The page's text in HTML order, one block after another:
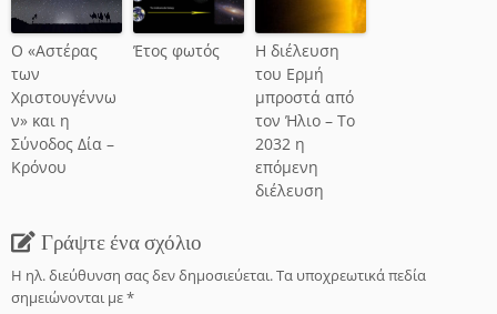
Ο «Αστέρας
των
Χριστουγέννω
ν» και η
Σύνοδος Δία –
Κρόνου
Έτος φωτός
Η διέλευση
του Ερμή
μπροστά από
τον Ήλιο – Το
2032 η
επόμενη
διέλευση
Γράψτε ένα σχόλιο
Η ηλ. διεύθυνση σας δεν δημοσιεύεται.Τα υποχρεωτικά πεδία
σημειώνονται με*